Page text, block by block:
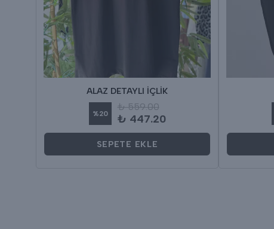
ALAZ DETAYLI İÇLİK
%20
₺ 559.00
₺ 447.20
SEPETE EKLE